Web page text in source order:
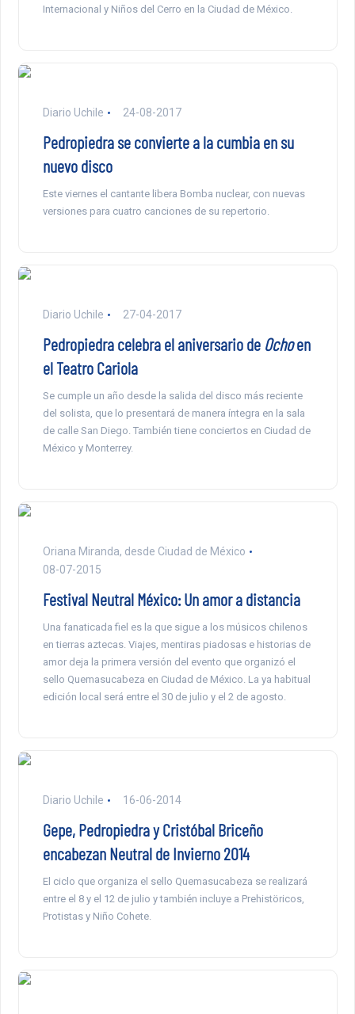
Internacional y Niños del Cerro en la Ciudad de México.
Diario Uchile 24-08-2017
Pedropiedra se convierte a la cumbia en su
nuevo disco
Este viernes el cantante libera Bomba nuclear, con nuevas
versiones para cuatro canciones de su repertorio.
Diario Uchile 27-04-2017
Pedropiedra celebra el aniversario de Ochoen
el Teatro Cariola
Se cumple un año desde la salida del disco más reciente
del solista, que lo presentará de manera íntegra en la sala
de calle San Diego. También tiene conciertos en Ciudad de
México y Monterrey.
Oriana Miranda, desde Ciudad de México
08-07-2015
Festival Neutral México: Un amor a distancia
Una fanaticada fiel es la que sigue a los músicos chilenos
en tierras aztecas. Viajes, mentiras piadosas e historias de
amor deja la primera versión del evento que organizó el
sello Quemasucabeza en Ciudad de México. La ya habitual
edición local será entre el 30 de julio y el 2 de agosto.
Diario Uchile 16-06-2014
Gepe, Pedropiedra y Cristóbal Briceño
encabezan Neutral de Invierno 2014
El ciclo que organiza el sello Quemasucabeza se realizará
entre el 8 y el 12 de julio y también incluye a Prehistöricos,
Protistas y Niño Cohete.